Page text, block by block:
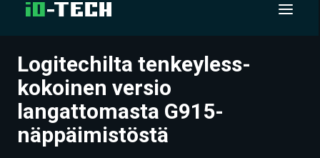
UUTISET
ARTIKKELIT
VIDEOT
Logitechilta tenkeyless-
kokoinen versio
langattomasta G915-
näppäimistöstä